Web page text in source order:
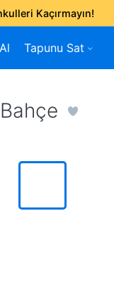
Kaçırmayın!
Tapunu Sat